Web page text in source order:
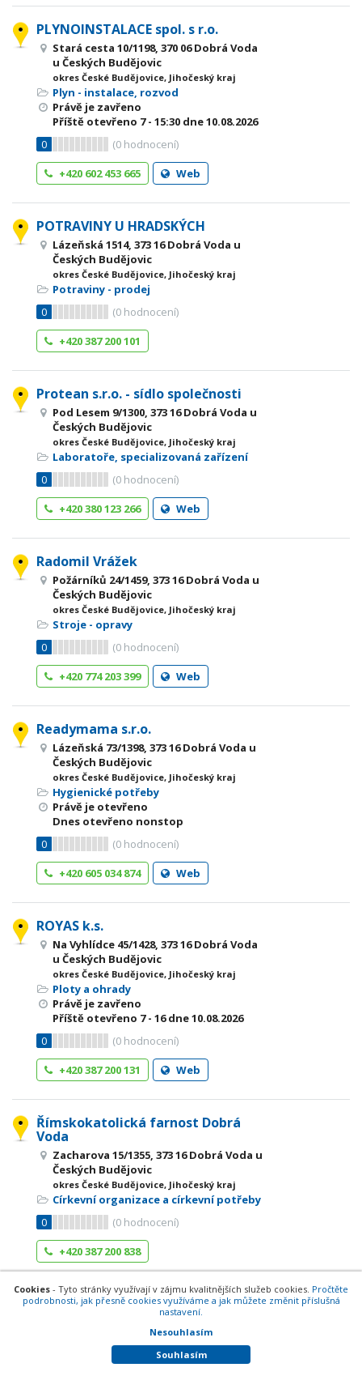
PLYNOINSTALACE spol. s r.o.
Stará cesta 10/1198, 370 06 Dobrá Voda
u Českých Budějovic
okres České Budějovice, Jihočeský kraj
Plyn - instalace, rozvod
Právě je zavřeno
Příště otevřeno 7 - 15:30 dne 10.08.2026
0
(0 hodnocení)
+420 602 453 665
Web
POTRAVINY U HRADSKÝCH
Lázeňská 1514, 373 16 Dobrá Voda u
Českých Budějovic
okres České Budějovice, Jihočeský kraj
Potraviny - prodej
0
(0 hodnocení)
+420 387 200 101
Protean s.r.o. - sídlo společnosti
Pod Lesem 9/1300, 373 16 Dobrá Voda u
Českých Budějovic
okres České Budějovice, Jihočeský kraj
Laboratoře, specializovaná zařízení
0
(0 hodnocení)
+420 380 123 266
Web
Radomil Vrážek
Požárníků 24/1459, 373 16 Dobrá Voda u
Českých Budějovic
okres České Budějovice, Jihočeský kraj
Stroje - opravy
0
(0 hodnocení)
+420 774 203 399
Web
Readymama s.r.o.
Lázeňská 73/1398, 373 16 Dobrá Voda u
Českých Budějovic
okres České Budějovice, Jihočeský kraj
Hygienické potřeby
Právě je otevřeno
Dnes otevřeno nonstop
0
(0 hodnocení)
+420 605 034 874
Web
ROYAS k.s.
Na Vyhlídce 45/1428, 373 16 Dobrá Voda
u Českých Budějovic
okres České Budějovice, Jihočeský kraj
Ploty a ohrady
Právě je zavřeno
Příště otevřeno 7 - 16dne 10.08.2026
0
(0 hodnocení)
+420 387 200 131
Web
Římskokatolická farnost Dobrá
Voda
Zacharova 15/1355, 373 16 Dobrá Voda u
Českých Budějovic
okres České Budějovice, Jihočeský kraj
Církevní organizace a církevní potřeby
0
(0 hodnocení)
+420 387 200 838
SPIRIT VZ, s.r.o.
Českých Budějovic
okres České Budějovice, Jihočeský kraj
Restaurace
Cookies - Tyto stránky využívají v zájmu kvalitnějších služeb cookies. Pročtěte
podrobnosti, jak přesně cookies využíváme a jak můžete změnit příslušná
nastavení.
Nesouhlasím
Souhlasím